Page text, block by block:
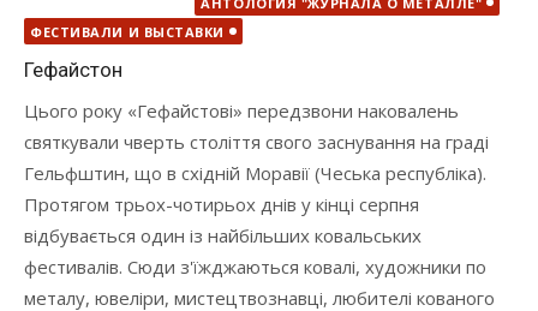
ФЕСТИВАЛИ И ВЫСТАВКИ
Гефайстон
Цього року «Гефайстові» передзвони наковалень
святкували чверть століття свого заснування на граді
Гельфштин, що в східній Моравії (Чеська республіка).
Протягом трьох-чотирьох днів у кінці серпня
відбувається один із найбільших ковальських
фестивалів. Сюди з'їжджаються ковалі, художники по
металу, ювеліри, мистецтвознавці, любителі кованого